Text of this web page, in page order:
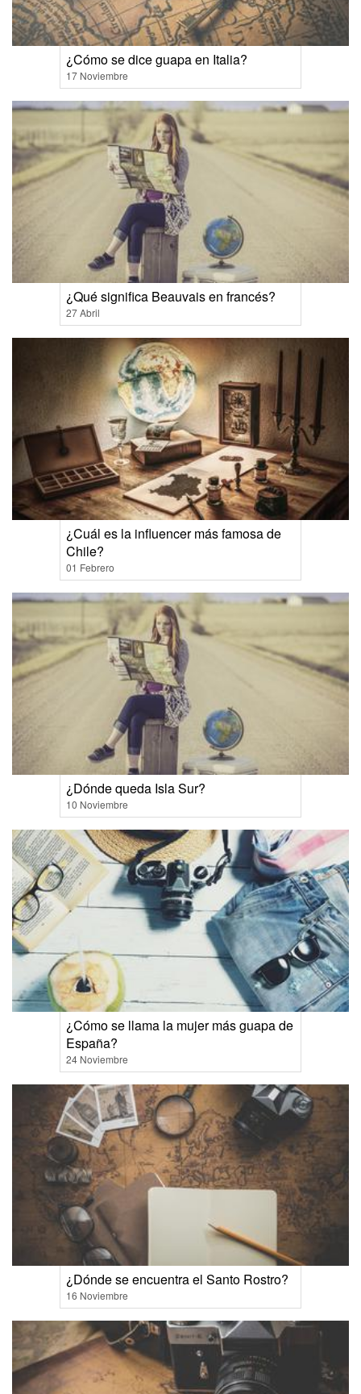
¿Cómo se dice guapa en Italia?
17 Noviembre
¿Qué significa Beauvais en francés?
27 Abril
¿Cuál es la influencer más famosa de
Chile?
01 Febrero
¿Dónde queda Isla Sur?
10 Noviembre
¿Cómo se llama la mujer más guapa de
España?
24 Noviembre
¿Dónde se encuentra el Santo Rostro?
16 Noviembre